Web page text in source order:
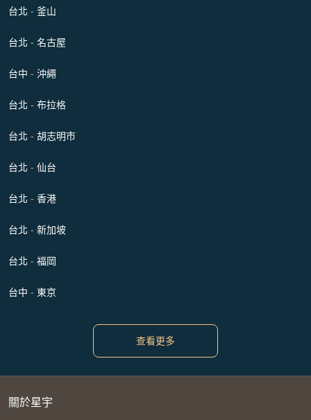
台北 - 釜山
台北 - 名古屋
台中 - 沖繩
台北 - 布拉格
台北 - 胡志明市
台北 - 仙台
台北 - 香港
台北 - 新加坡
台北 - 福岡
台中 - 東京
查看更多
關於星宇